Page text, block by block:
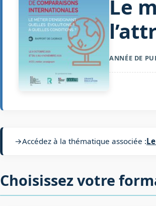
Le
ANNÉE DE
→Accédez à la thématique associée :
Choisissez votre